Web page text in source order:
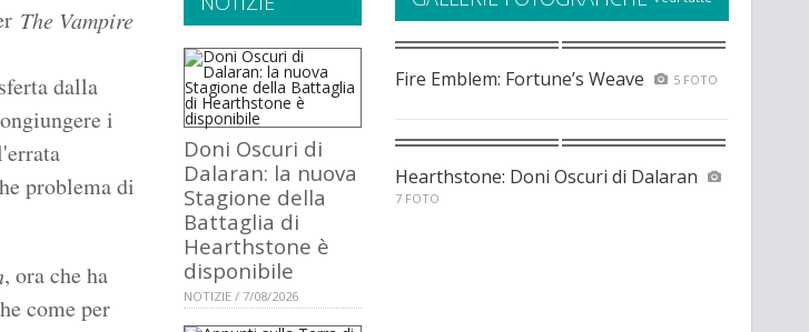
The Vampire
dalla
i
problema di
, ora che ha
come per
Doni Oscuri di
Dalaran: la nuova
Stagione della
Battaglia di
Hearthstone è
disponibile
NOTIZIE / 7/08/2026
Fire Emblem: Fortune’s Weave 5 FOTO
Hearthstone: Doni Oscuri di Dalaran
7 FOTO